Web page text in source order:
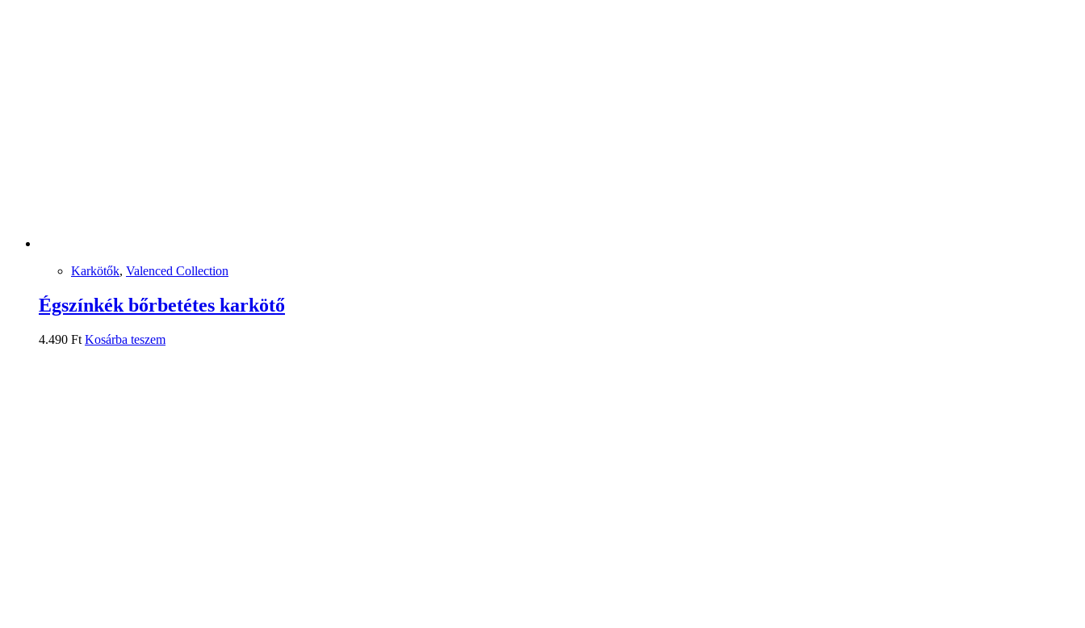
Karkötők, Valenced Collection
Égszínkék bőrbetétes karkötő
4.490 Ft Kosárba teszem